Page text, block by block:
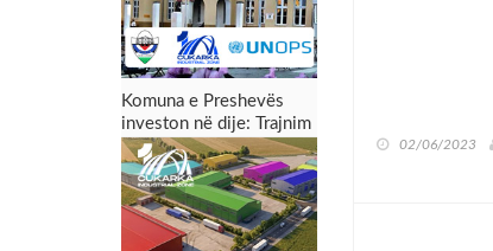
Komuna e Preshevës
investon në dije: Trajnim
dyditor për punonjësit
për menaxhimin e zonës
industriale dhe tërheqjen
e investimeve
02/06/2023